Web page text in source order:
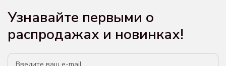
Узнавайте первыми о
распродажах и новинках!